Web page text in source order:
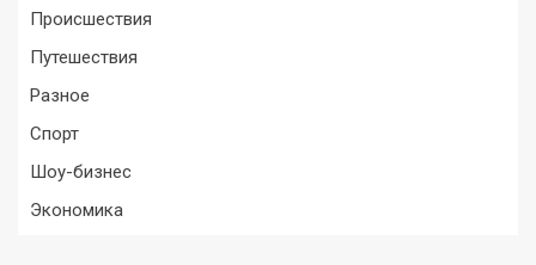
Происшествия
Путешествия
Разное
Спорт
Шоу-бизнес
Экономика